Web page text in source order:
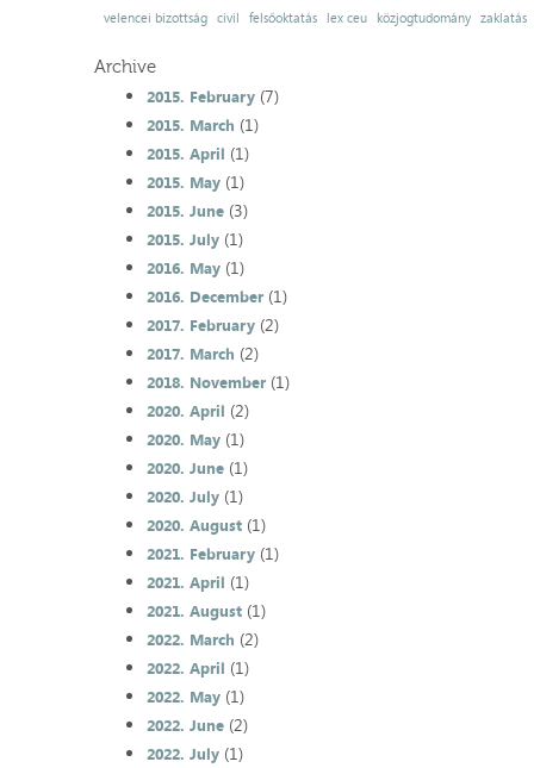
velencei bizottság
civil felsőoktatás lex ceu közjogtudomány zaklatás
Archive
2015. February(7)
2015. March (1)
2015. April (1)
2015. May(1)
2015. June(3)
2015. July(1)
2016. May(1)
2016. December(1)
2017. February(2)
2017. March (2)
2018. November(1)
2020. April (2)
2020. May(1)
2020. June(1)
2020. July(1)
2020. August(1)
2021. February(1)
2021. April (1)
2021. August(1)
2022. March (2)
2022. April (1)
2022. May(1)
2022. June(2)
2022. July(1)